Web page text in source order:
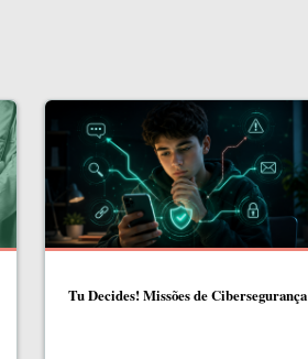
Tu Decides! Missões de Cibersegurança